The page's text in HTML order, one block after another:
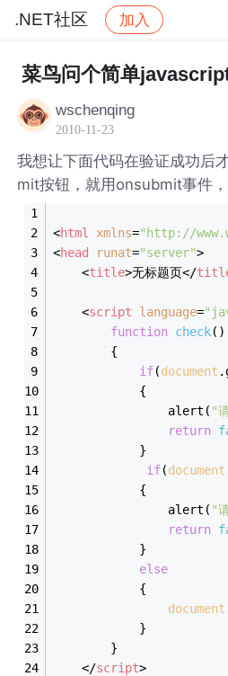
.NET社区 加入
社区 .NET社区 帖子详情
菜鸟问个简单
wschenqing
2010-11-23
我想让下面代码在验证成功后
mit按钮，就用onsubmit事件
<html xmlns="http://
<head runat="server">
<title>无标题页</
<script language=
function check( )
{
if(document
            {
                alert(
"
return
            }
if(document
            {
                alert(
"
return
            }
else
            {
document
            }
        }
</script>